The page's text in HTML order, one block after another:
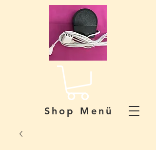
Shop Menü